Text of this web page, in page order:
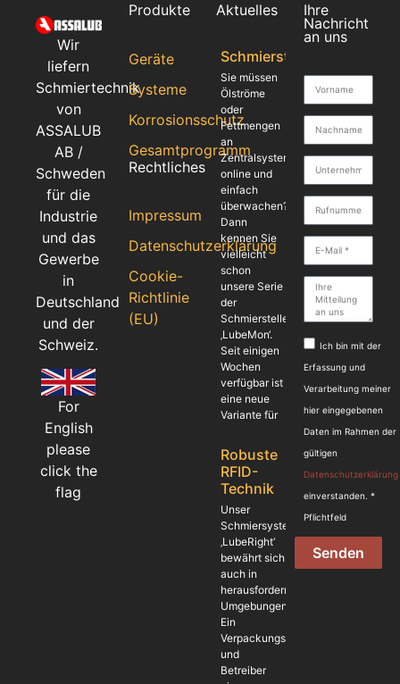
Wir
liefern
Schmiertechnik
von
ASSALUB
AB /
Schweden
für die
Industrie
und das
Gewerbe
in
Deutschland
und der
Schweiz.
For
English
please
click the
flag
Produkte
Geräte
Systeme
Korrosionsschutz
Gesamtprogramm
Rechtliches
Impressum
Datenschutzerklärung
Cookie-
Richtlinie
(EU)
Aktuelles
Sie müssen
Ölströme
oder
Fettmengen
an
Zentralsystemen
online und
einfach
überwachen?
Dann
kennen Sie
vielleicht
schon
unsere Serie
der
Schmierstellenüberwachung
‚LubeMon‘.
Seit einigen
Wochen
verfügbar ist
eine neue
Variante für
Robuste
RFID-
Technik
Unser
Schmiersystem
‚LubeRight‘
bewährt sich
auch in
herausfordernden
Umgebungen.
Ein
Verpackungshersteller
und
Betreiber
Ihre
Nachricht
an uns
Ich bin mit der
Erfassung und
Verarbeitung meiner
hier eingegebenen
Daten im Rahmen der
gültigen
Datenschutzerklärung
einverstanden. *
Pflichtfeld
Senden